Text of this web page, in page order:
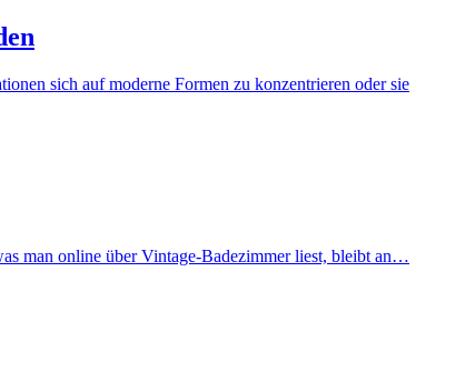
sich auf moderne Formen zu konzentrieren oder sie
man online über Vintage-Badezimmer liest, bleibt an…